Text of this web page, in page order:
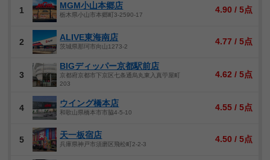
1 MGM小山本郷店
栃木県小山市本郷町3-2590-17
4.90 / 5点
2 ALIVE東海南店
茨城県那珂市向山1273-2
4.77 / 5点
3
BIGディッパー京都駅前店
京都府京都市下京区七条通烏丸東入真苧屋町
203
4.62 / 5点
4 ウイング橋本店
和歌山県橋本市市脇4-5-10
4.55 / 5点
5 天一板宿店
兵庫県神戸市須磨区飛松町2-2-3
4.50 / 5点